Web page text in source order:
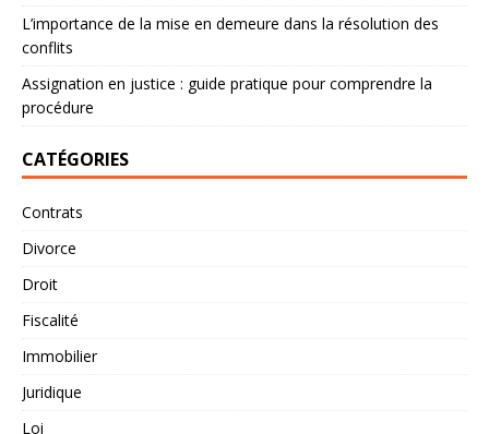
L’importance de la mise en demeure dans la résolution des
conflits
Assignation en justice : guide pratique pour comprendre la
procédure
CATÉGORIES
Contrats
Divorce
Droit
Fiscalité
Immobilier
Juridique
Loi